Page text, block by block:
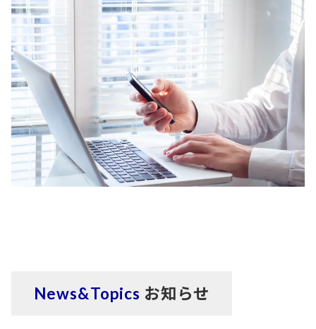
News&Topics お知らせ